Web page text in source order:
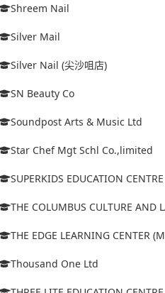
Shreem Nail
Silver Mail
Silver Nail (尖沙咀店)
SN Beauty Co
Soundpost Arts & Music Ltd
Star Chef Mgt Schl Co.,limited
SUPERKIDS EDUCATION CENTRE
THE COLUMBUS CULTURE AND
THE EDGE LEARNING CENTER
Thousand One Ltd